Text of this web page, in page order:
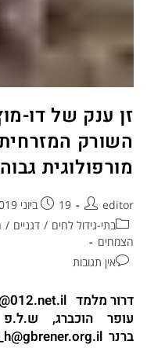
זן ענק של דו-
השורק
מורפולוגית
editor
19 ביוני 2019
בתי-גידול לחים / דגניים /
הצמחים
אין תגובות
דרור מלמד
עופר הוכברג, ש.ל.פ
ברנר